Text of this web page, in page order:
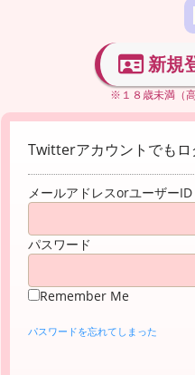
新規
※１８歳未満（
Twitterアカウントでもロ
メールアドレスorユーザーID
パスワード
Remember Me
パスワードを忘れてしまった